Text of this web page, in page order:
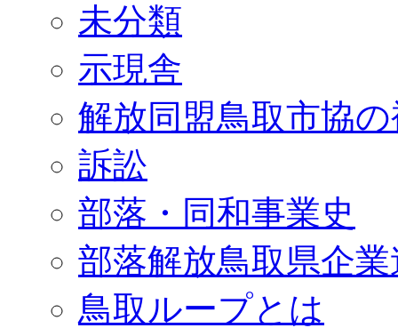
未分類
示現舎
解放同盟鳥取市協
訴訟
部落・同和事業史
部落解放鳥取県企
鳥取ループとは